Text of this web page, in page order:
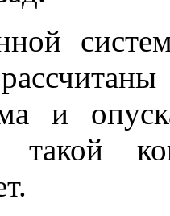
и
такой